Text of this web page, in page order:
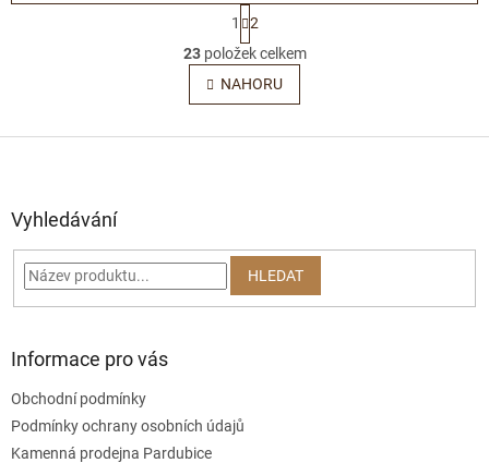
O
v
l
á
v
k
y
v
S
t
r
á
n
k
v
1
2
23položek celkem
NAHORU
Vyhledávání
HLEDAT
Informace pro vás
Obchodní podmínky
Podmínky ochrany osobních údajů
Kamenná prodejna Pardubice